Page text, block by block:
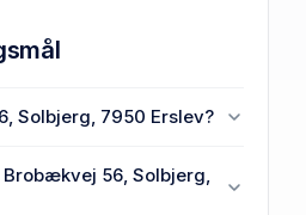
Solbjerg, 7950 Erslev?
56, Solbjerg,